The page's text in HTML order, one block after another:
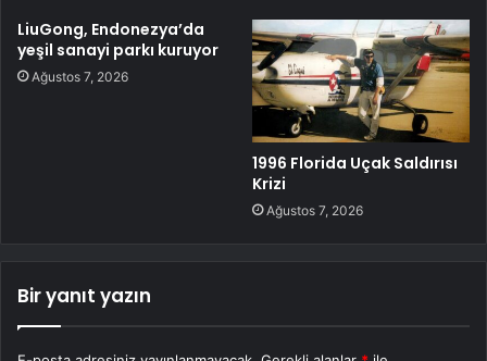
LiuGong, Endonezya’da
yeşil sanayi parkı kuruyor
Ağustos 7, 2026
1996 Florida Uçak Saldırısı
Krizi
Ağustos 7, 2026
Bir yanıt yazın